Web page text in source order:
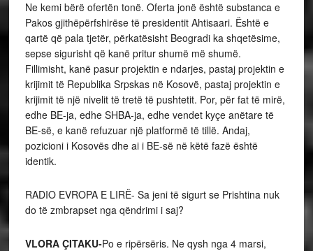
Ne kemi bërë ofertën tonë. Oferta jonë është substanca e
Pakos gjithëpërfshirëse të presidentit Ahtisaari. Është e
qartë që pala tjetër, përkatësisht Beogradi ka shqetësime,
sepse sigurisht që kanë pritur shumë më shumë.
Fillimisht, kanë pasur projektin e ndarjes, pastaj projektin e
krijimit të Republika Srpskas në Kosovë, pastaj projektin e
krijimit të një nivelit të tretë të pushtetit. Por, për fat të mirë,
edhe BE-ja, edhe SHBA-ja, edhe vendet kyçe anëtare të
BE-së, e kanë refuzuar një platformë të tillë. Andaj,
pozicioni i Kosovës dhe ai i BE-së në këtë fazë është
identik.
RADIO EVROPA E LIRË- Sa jeni të sigurt se Prishtina nuk
do të zmbrapset nga qëndrimi i saj?
VLORA ÇITAKU-Po e ripërsëris. Ne qysh nga 4 marsi,